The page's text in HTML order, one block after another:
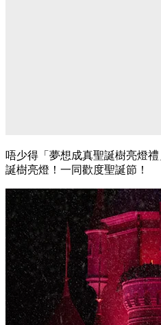
唔少得「夢想成真聖誕樹亮燈
誕樹亮燈！一同歡度聖誕節！